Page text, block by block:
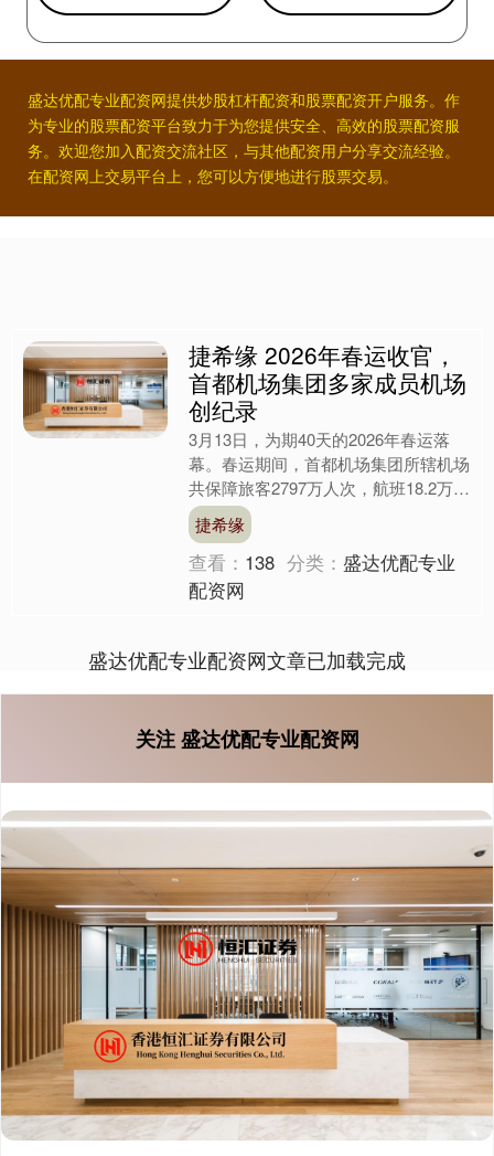
盛达优配专业配资网提供炒股杠杆配资和股票配资开户服务。作
为专业的股票配资平台致力于为您提供安全、高效的股票配资服
务。欢迎您加入配资交流社区，与其他配资用户分享交流经验。
在配资网上交易平台上，您可以方便地进行股票交易。
捷希缘 2026年春运收官，
首都机场集团多家成员机场
创纪录
3月13日，为期40天的2026年春运落
幕。春运期间，首都机场集团所辖机场
共保障旅客2797万人次，航班18.2万架
次。客流高峰为2月23日（正月初
七），保障旅....
捷希缘
查看： 138 分类：盛达优配专业
配资网
盛达优配专业配资网文章已加载完成
关注 盛达优配专业配资网